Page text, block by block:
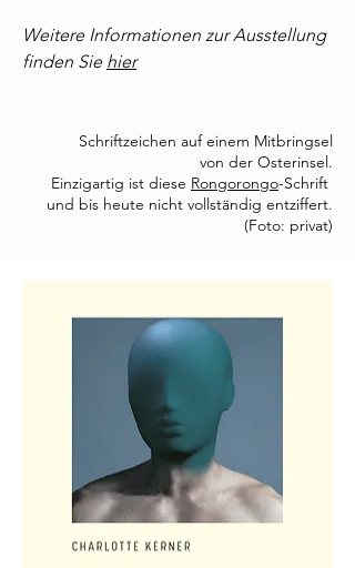
Weitere Informationen zur Ausstellung
finden Sie hier
Schriftzeichen auf einem Mitbringsel
von der Osterinsel.
Einzigartig ist diese Rongorongo-Schrift
und bis heute nicht vollständig entziffert.
(Foto: privat)